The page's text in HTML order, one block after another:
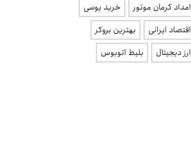
امداد کرمان موتور
خرید یوسی
اقتصاد ایرانی
بهترین بروکر
ارز دیجیتال
بلیط اتوبوس